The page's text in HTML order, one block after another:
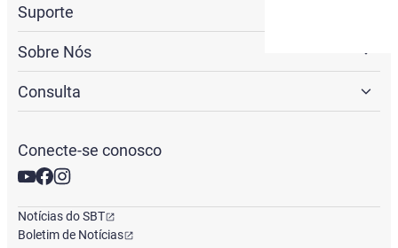
Suporte
Sobre Nós
Consulta
Conecte-se conosco
Notícias do SBT
Boletim de Notícias